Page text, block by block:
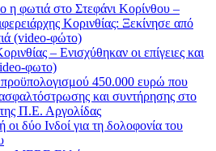
η φωτιά στο Στεφάνι Κορίνθου –
Κορινθίας: Ξεκίνησε από
(video-φώτο)
– Ενισχύθηκαν οι επίγειες και
φωτο)
450.000 ευρώ που
και συντήρησης στο
Π.Ε. Αργολίδας
δύο Ινδοί για τη δολοφονία του